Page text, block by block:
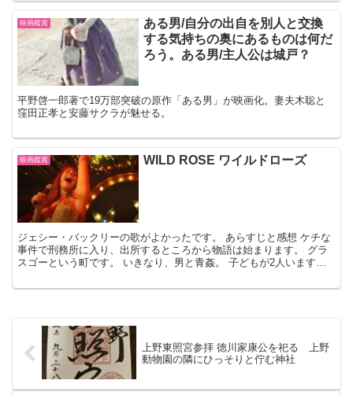
映画鑑賞
ある男/自分の出自を別人と交換
する気持ちの奥にあるものは何だ
ろう。ある男/主人公は城戸？
平野啓一郎著で19万部突破の原作「ある男」が映画化。妻夫木聡と
窪田正孝と安藤サクラが魅せる。
映画鑑賞 WILD ROSE ワイルドローズ
ジェシー・バックリーの歌がよかったです。 あらすじと感想 ケチな
事件で刑務所に入り、出所するところから物語は始まります。 グラ
スゴーという町です。 いきなり、男と青姦。 子どもが2人います。
上野東照宮参拝 徳川家康公を祀る 上野
動物園の隣にひっそりと佇む神社